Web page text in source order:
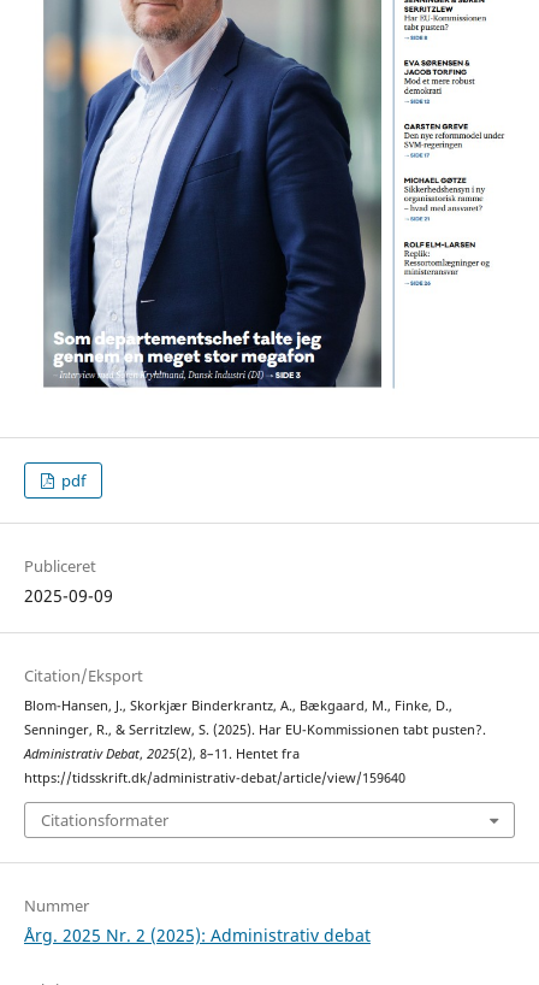
pdf
Publiceret
2025-09-09
Citation/Eksport
Blom-Hansen, J., Skorkjær Binderkrantz, A., Bækgaard, M., Finke, D.,
Senninger, R., & Serritzlew, S. (2025). Har EU-Kommissionen tabt pusten?.
Administrativ Debat, 2025(2), 8–11. Hentet fra
https://tidsskrift.dk/administrativ-debat/article/view/159640
Citationsformater
Nummer
Årg. 2025 Nr. 2 (2025): Administrativ debat